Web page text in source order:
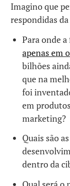
Imagino que
respondidas
Para onde a
apenas em
bilhões
que na
foi
em
marketing?
Quais são
dentro da